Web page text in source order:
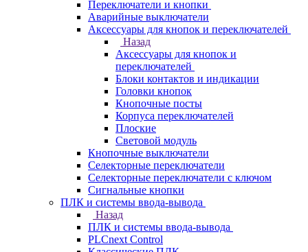
Переключатели и кнопки
Аварийные выключатели
Аксессуары для кнопок и переключателей
Назад
Аксессуары для кнопок и
переключателей
Блоки контактов и индикации
Головки кнопок
Кнопочные посты
Корпуса переключателей
Плоские
Световой модуль
Кнопочные выключатели
Селекторные переключатели
Селекторные переключатели с ключом
Сигнальные кнопки
ПЛК и системы ввода-вывода
Назад
ПЛК и системы ввода-вывода
PLCnext Control